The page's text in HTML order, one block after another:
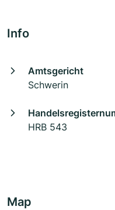
Info
Amtsgericht
Schwerin
HRB 543
Map